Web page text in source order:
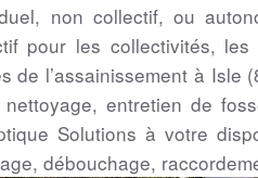
non collectif, ou
pour les collectivités,
de l’assainissement à Isle
nettoyage, entretien de
Solutions à votre
débouchage,